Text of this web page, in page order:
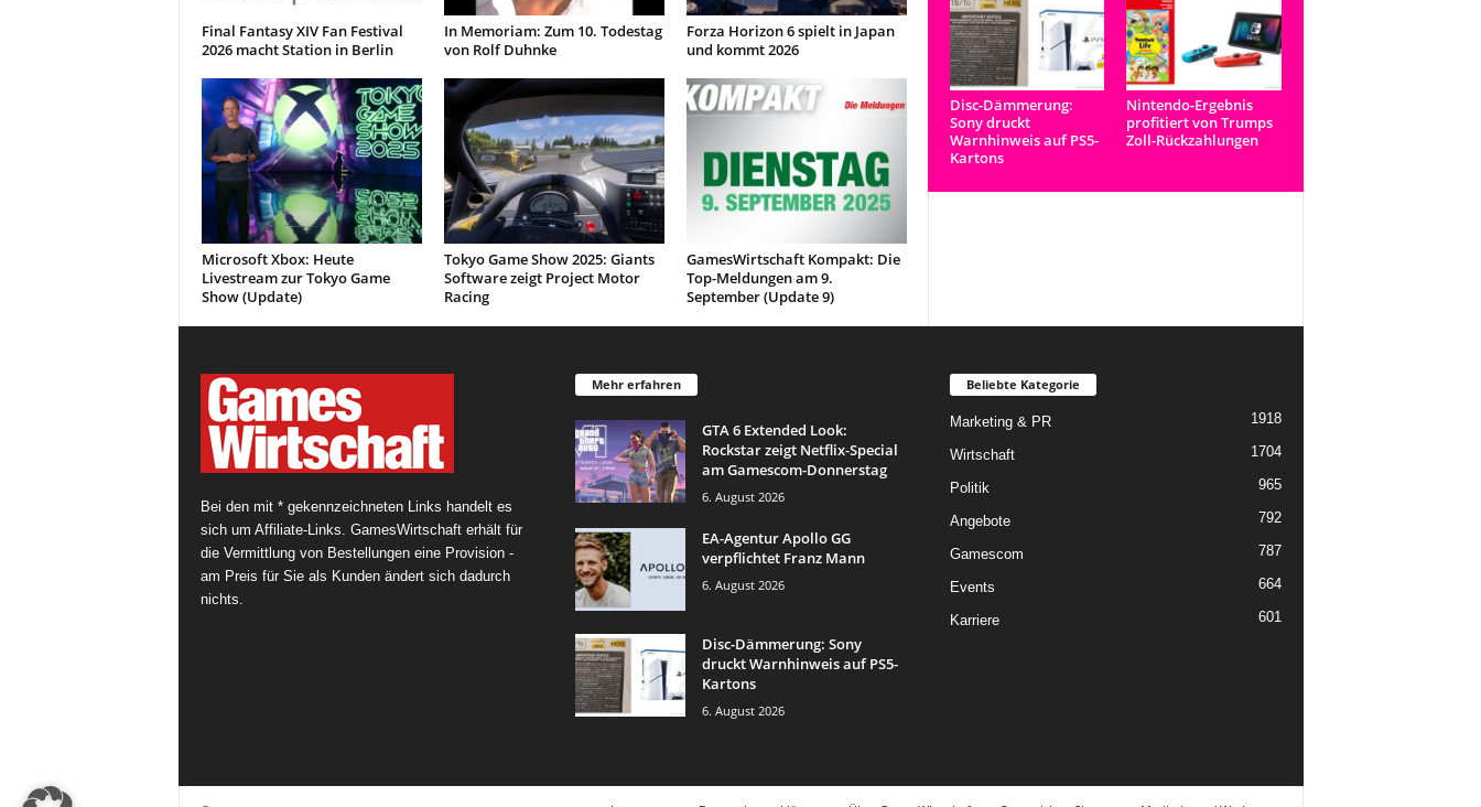
Final Fantasy XIV Fan Festival
2026 macht Station in Berlin
In Memoriam: Zum 10. Todestag
von Rolf Duhnke
Forza Horizon 6 spielt in Japan
und kommt 2026
Microsoft Xbox: Heute
Livestream zur Tokyo Game
Show (Update)
Tokyo Game Show 2025: Giants
Software zeigt Project Motor
Racing
GamesWirtschaft Kompakt: Die
Top-Meldungen am 9.
September (Update 9)
Disc-Dämmerung:
Sony druckt
Warnhinweis auf PS5-
Kartons
Nintendo-Ergebnis
profitiert von Trumps
Zoll-Rückzahlungen
Bei den mit * gekennzeichneten Links handelt es
sich um Affiliate-Links. GamesWirtschaft erhält für
die Vermittlung von Bestellungen eine Provision -
am Preis für Sie als Kunden ändert sich dadurch
nichts.
Mehr erfahren
GTA 6 Extended Look:
Rockstar zeigt Netflix-Special
am Gamescom-Donnerstag
6. August 2026
EA-Agentur Apollo GG
verpflichtet Franz Mann
6. August 2026
Disc-Dämmerung: Sony
druckt Warnhinweis auf PS5-
Kartons
6. August 2026
Beliebte Kategorie
Marketing & PR 1918
Wirtschaft 1704
Politik 965
Angebote 792
Gamescom 787
Events 664
Karriere 601